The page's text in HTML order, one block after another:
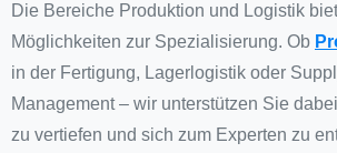
Die Bereiche Produktion und Logistik
Möglichkeiten zur Spezialisierung. Ob
in der Fertigung, Lagerlogistik oder
Management – wir unterstützen Sie
zu vertiefen und sich zum Experten zu